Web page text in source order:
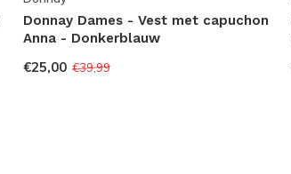
Donnay Dames - Vest met capuchon
Anna - Donkerblauw
€25,00 €39,99